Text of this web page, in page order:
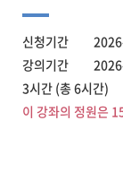
신청기간 2026-
강의기간 2026-
3시간 (총 6시간)
이 강좌의 정원은